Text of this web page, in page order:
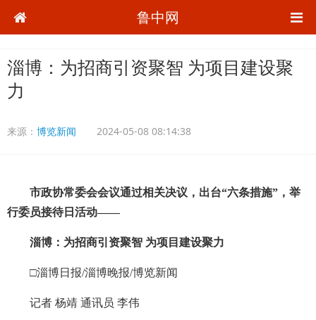
鲁中网
淄博：为招商引资聚智 为项目建设聚
力
来源： 博览新闻 2024-05-08 08:14:38
市政协常委会会议通过相关决议，出台“六条措施”，举
行委员接待日活动——
淄博：为招商引资聚智 为项目建设聚力
□淄博日报/淄博晚报/博览新闻
记者 杨靖 通讯员 李伟